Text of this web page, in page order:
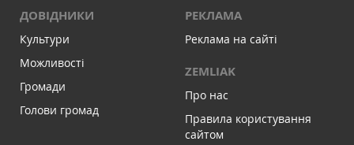
ДОВІДНИКИ
Культури
Можливості
Громади
Голови громад
РЕКЛАМА
Реклама на сайті
ZEMLIAK
Про нас
Правила користування
сайтом